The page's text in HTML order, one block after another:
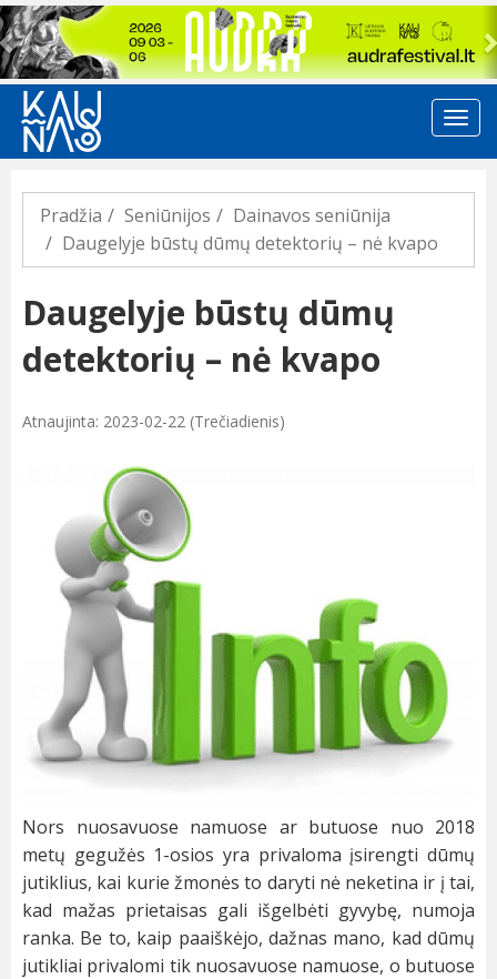
Previous
Pradžia Seniūnijos
Dainavos seniūnija
Daugelyje būstų dūmų detektorių – nė kvapo
Daugelyje būstų dūmų
detektorių – nė kvapo
Atnaujinta: 2023-02-22 (Trečiadienis)
Nors nuosavuose namuose ar butuose nuo 2018
metų gegužės 1-osios yra privaloma įsirengti dūmų
jutiklius, kai kurie žmonės to daryti nė neketina ir į tai,
kad mažas prietaisas gali išgelbėti gyvybę, numoja
ranka. Be to, kaip paaiškėjo, dažnas mano, kad dūmų
jutikliai privalomi tik nuosavuose namuose, o butuose